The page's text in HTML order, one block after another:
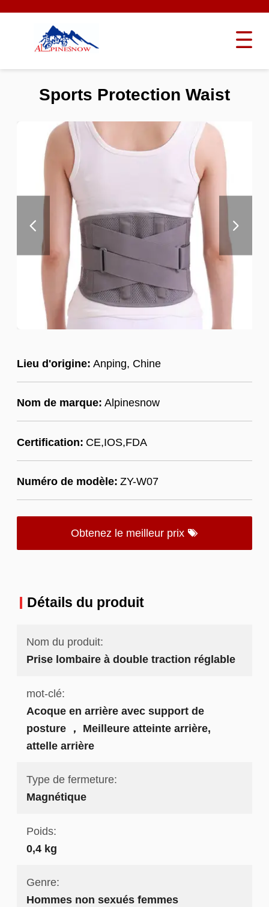
Lieu d'origine: Anping, Chine
Nom de marque: Alpinesnow
Certification: CE,IOS,FDA
Numéro de modèle: ZY-W07
Obtenez le meilleur prix
Sports Protection Waist
Détails du produit
Nom du produit:
Prise lombaire à double traction réglable
mot-clé:
Acoque en arrière avec support de
posture ， Meilleure atteinte arrière,
attelle arrière
Type de fermeture:
Magnétique
Poids:
0,4 kg
Genre:
Hommes non sexués femmes